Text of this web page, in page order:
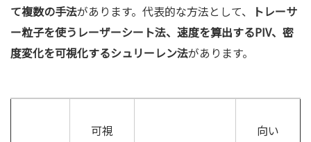
て複数の手法があります。代表的な方法として、 トレーサ
ー粒子を使うレーザーシート法、速度を算出するPIV、密
度変化を可視化するシュリーレン法があります。
可視
向い